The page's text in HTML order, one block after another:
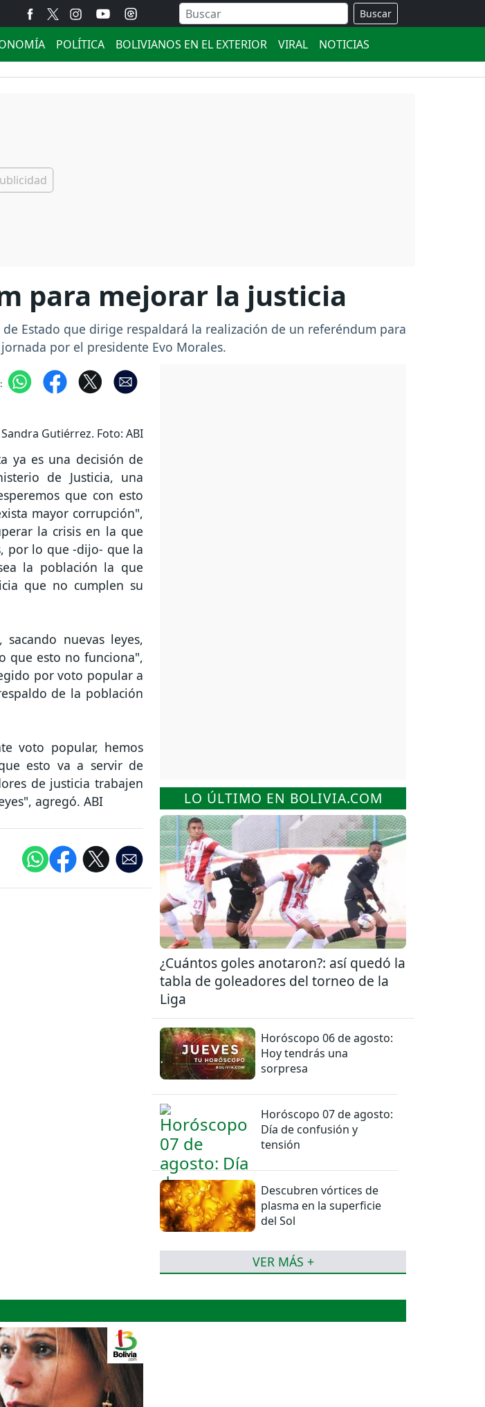
Buscar
POLÍTICA BOLIVIANOS EN EL EXTERIOR VIRAL NOTICIAS
para mejorar la justicia
Estado que dirige respaldará la realización de un referéndum para
por el presidente Evo Morales.
Gutiérrez. Foto: ABI
ya es una decisión de
de Justicia, una
que con esto
mayor corrupción",
la crisis en la que
por lo que -dijo- que la
la población la que
que no cumplen su
nuevas leyes,
que esto no funciona",
por voto popular a
de la población
voto popular, hemos
esto va a servir de
de justicia trabajen
agregó. ABI
LO ÚLTIMO EN BOLIVIA.COM
¿Cuántos goles anotaron?: así quedó la
tabla de goleadores del torneo de la
Liga
Horóscopo 06 de agosto:
Hoy tendrás una
sorpresa
Horóscopo 07 de agosto:
Día de confusión y
tensión
Descubren vórtices de
plasma en la superficie
del Sol
VER MÁS +